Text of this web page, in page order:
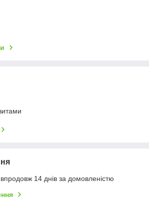
14 днів за домовленістю